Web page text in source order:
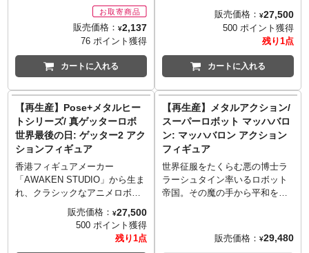
■発売予定: 2020年9月～2021年1
■素材: ポリストーン（一部に別
素材を使用）
ケージにシリアルナンバー入
り）
■仕様
3D立体造形の使用により詳細な
ディテールまで再現。
専用ベース付属。
■注記
写真は製品サンプルです。実際
の商品とは異なる場合がありま
ご使用のモニターにより実際の
色と違って見える場合がありま
もお奨めのシリーズです♪BOX
のふたの上でミニチュアをつく
ろう！完成するとスタジオジブ
リの世界がコマ送りのようにお
楽しみいただけます。繊細にレ
ーザーカットされた硬質紙を貼
する必要もなく可愛いミニチュ
アが作れます。
販売価格： ¥2,137
76 ポイント獲得
カートに入れる
ナル変形構造や幅広い可動域の
関節設計や豊富なアクセサリー
が付属により、アニメの造形を
リアルにそして格好よく再現。
可動性を重視し、全力で楽し
から『真ゲッターロボ 世界最後
の日』のゲッター3がラインナッ
プです。頭部のミサイルは発射
ギミック搭載で前後に可動し、
エフェクトパーツでゲッターミ
サイルを再現！差し替え用のゲ
ッターアーム（大）は、なんと
全長40センチにもなり、ワイヤ
です。下半身は合金製で抜群の
販売価格： ¥27,500
500 ポイント獲得
残り1点
カートに入れる
【再生産】Pose+メタルヒー
トシリーズ/ 真ゲッターロボ
世界最後の日: ゲッター2 アク
ションフィギュア
香港フィギュアメーカー
「AWAKEN STUDIO」から生ま
れ、クラシックなアニメロボッ
トキャラクターの魅力を追及す
る「ポーズ+」。劇中のイメージ
に忠実なプロポーションを再現
し、付属のドリル発射用エフェ
販売価格： ¥27,500
500 ポイント獲得
残り1点
【再生産】メタルアクション/
スーパーロボット マッハバロ
ン: マッハバロン アクション
フィギュア
世界征服をたくらむ悪の博士ラ
ラーシュタイン率いるロボット
帝国。その魔の手から平和を守
ショントイの「メタルアクショ
ン」シリーズから待望の再生産
販売価格： ¥29,480